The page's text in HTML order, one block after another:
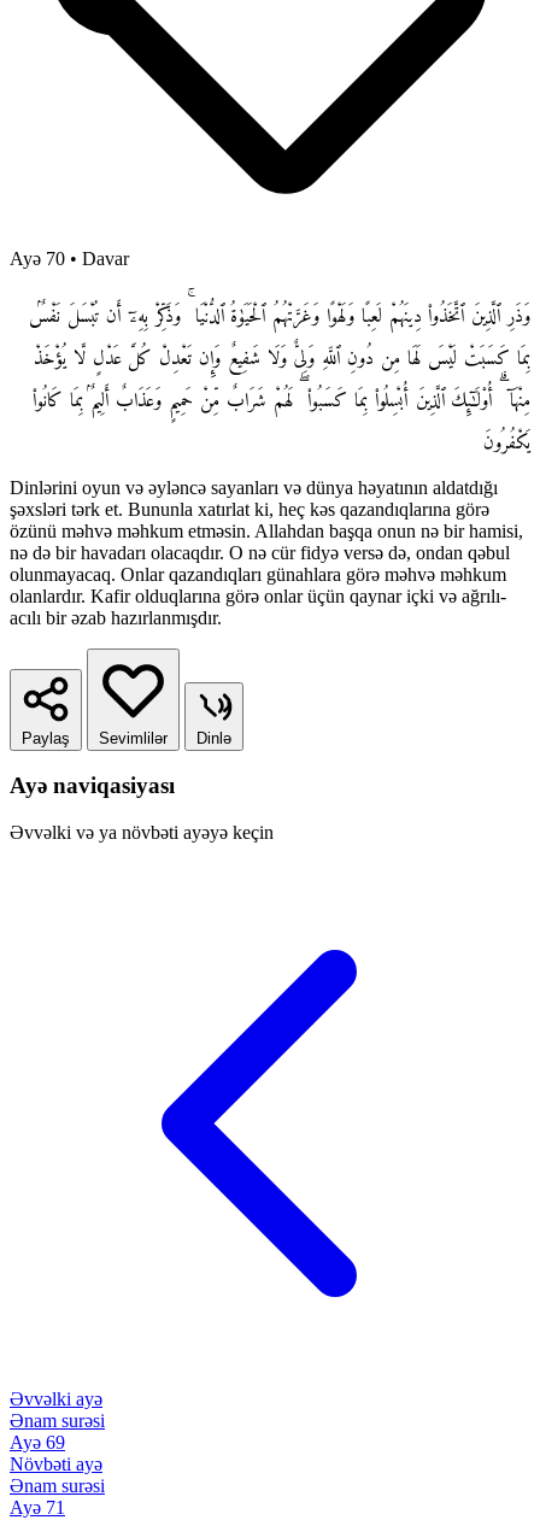
Ayə 70 • Davar
وَذَرِ ٱلَّذِينَ ٱتَّخَذُوا۟ دِينَهُمْ لَعِبًا وَلَهْوًا وَغَرَّتْهُمُ ٱلْحَيَوٰةُ ٱلدُّنْيَا ۚ وَذَكِّرْ بِهِۦٓ أَن تُبْسَلَ نَفْسٌۢ
بِمَا كَسَبَتْ لَيْسَ لَهَا مِن دُونِ ٱللَّهِ وَلِىٌّ وَلَا شَفِيعٌ وَإِن تَعْدِلْ كُلَّ عَدْلٍ لَّا يُؤْخَذْ
مِنْهَآ ۗ أُو۟لَـٰٓئِكَ ٱلَّذِينَ أُبْسِلُوا۟ بِمَا كَسَبُوا۟ ۖ لَهُمْ شَرَابٌ مِّنْ حَمِيمٍ وَعَذَابٌ أَلِيمٌۢ بِمَا كَانُوا۟
يَكْفُرُونَ
Dinlərini oyun və əyləncə sayanları və dünya həyatının aldatdığı
şəxsləri tərk et. Bununla xatırlat ki, heç kəs qazandıqlarına görə
özünü məhvə məhkum etməsin. Allahdan başqa onun nə bir hamisi,
nə də bir havadarı olacaqdır. O nə cür fidyə versə də, ondan qəbul
olunmayacaq. Onlar qazandıqları günahlara görə məhvə məhkum
olanlardır. Kafir olduqlarına görə onlar üçün qaynar içki və ağrılı-
acılı bir əzab hazırlanmışdır.
Paylaş Sevimlilər Dinlə
Ayə naviqasiyası
Əvvəlki və ya növbəti ayəyə keçin
Əvvəlki ayə
Ənam surəsi
Ayə 69
Növbəti ayə
Ənam surəsi
Ayə 71